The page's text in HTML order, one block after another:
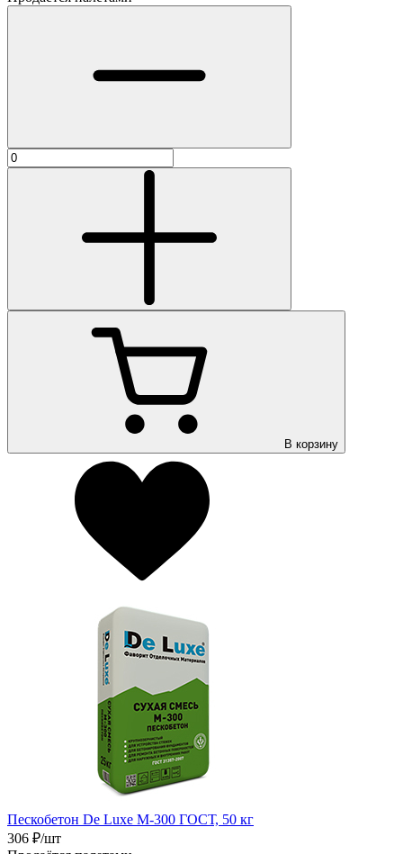
В корзину
Пескобетон De Luxe М-300 ГОСТ, 50 кг
306 ₽/шт